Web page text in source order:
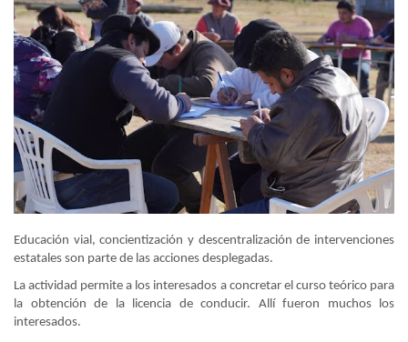
Educación vial, concientización y descentralización de intervenciones
estatales son parte de las acciones desplegadas.
La actividad permite a los interesados a concretar el curso teórico para
la obtención de la licencia de conducir. Allí fueron muchos los
interesados.